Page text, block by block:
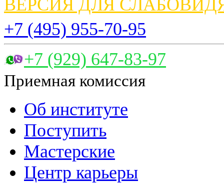
ВЕРСИЯ ДЛЯ
+7 (495) 955-70-95
+7 (929) 647-83-97
Приемная комиссия
Об институте
Поступить
Мастерские
Центр карьеры